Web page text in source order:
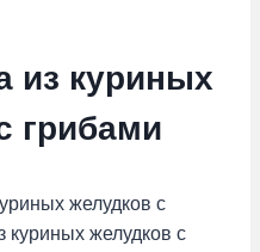
из куриных
грибами
желудков с
куриных желудков с